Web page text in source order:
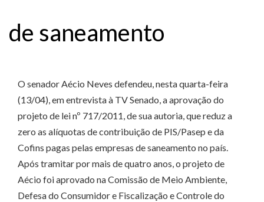
de saneamento
O senador Aécio Neves defendeu, nesta quarta-feira
(13/04), em entrevista à TV Senado, a aprovação do
projeto de lei nº 717/2011, de sua autoria, que reduz a
zero as alíquotas de contribuição de PIS/Pasep e da
Cofins pagas pelas empresas de saneamento no país.
Após tramitar por mais de quatro anos, o projeto de
Aécio foi aprovado na Comissão de Meio Ambiente,
Defesa do Consumidor e Fiscalização e Controle do